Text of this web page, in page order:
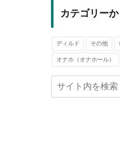
カテゴリー
ディルド その他
オナホ（オナホール）